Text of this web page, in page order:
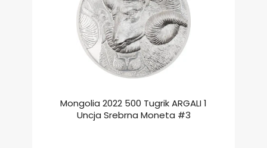
Mongolia 2022 500 Tugrik ARGALI 1
Uncja Srebrna Moneta #3